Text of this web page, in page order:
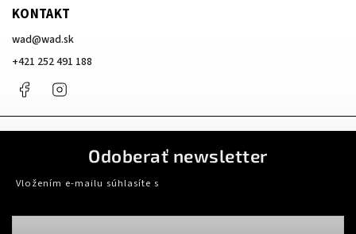
KONTAKT
wad@wad.sk
+421 252 491 188
Facebook
Odoberať newsletter
Vložením e-mailu súhlasíte s